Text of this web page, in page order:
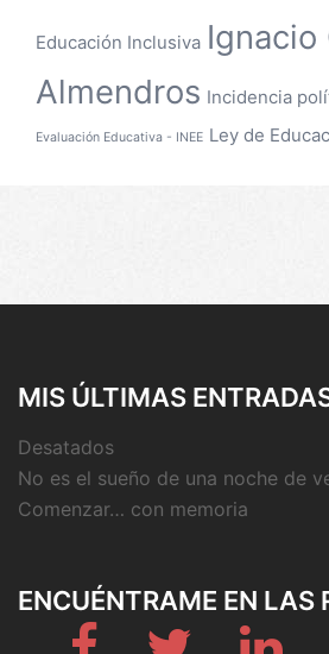
Educación Inclusiva Ignacio
Almendros Incidencia
Evaluación Educativa - INEE Ley de
MIS ÚLTIMAS
Desatados
No es el sueño de una noche de
Comenzar… con memoria
ENCUÉNTRAME EN LAS
Fb Twitter